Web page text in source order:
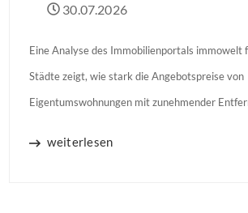
30.07.2026
Eine Analyse des Immobilienportals immowelt
Städte zeigt, wie stark die Angebotspreise von
Eigentumswohnungen mit zunehmender
weiterlesen